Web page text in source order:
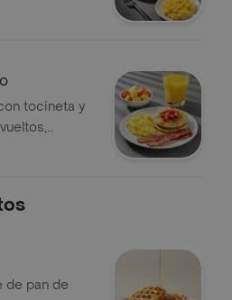
naranja.
tocineta y
a elección.
de pan de